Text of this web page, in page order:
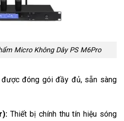
Micro Không Dây PS M6Pro
đóng gói đầy đủ, sẵn sàng
Thiết bị chính thu tín hiệu sóng